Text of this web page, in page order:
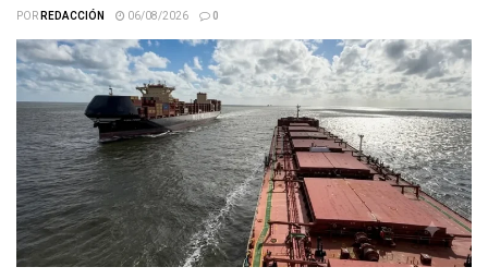
PORREDACCIÓN 06/08/2026 0